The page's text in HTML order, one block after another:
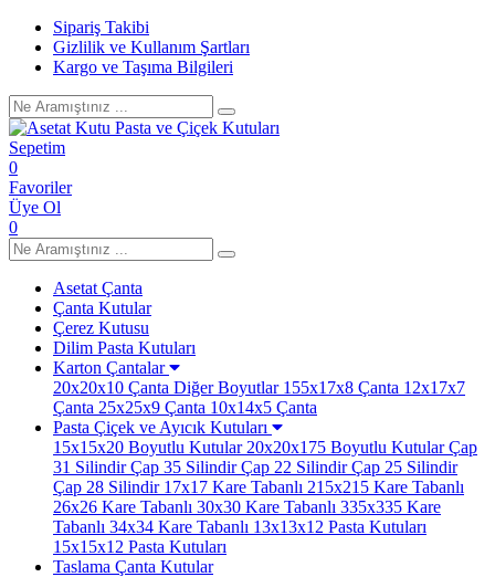
Sipariş Takibi
Gizlilik ve Kullanım Şartları
Kargo ve Taşıma Bilgileri
Sepetim
0
Favoriler
Üye Ol
0
Asetat Çanta
Çanta Kutular
Çerez Kutusu
Dilim Pasta Kutuları
Karton Çantalar
20x20x10 Çanta Diğer Boyutlar155x17x8 Çanta 12x17x7
Çanta 25x25x9 Çanta 10x14x5 Çanta
Pasta Çiçek ve Ayıcık Kutuları
15x15x20 Boyutlu Kutular20x20x175 Boyutlu KutularÇap
31 SilindirÇap 35 SilindirÇap 22 SilindirÇap 25 Silindir
Çap 28 Silindir17x17 Kare Tabanlı 215x215 Kare Tabanlı
26x26 Kare Tabanlı 30x30 Kare Tabanlı 335x335 Kare
Tabanlı 34x34 Kare Tabanlı 13x13x12 Pasta Kutuları
15x15x12 Pasta Kutuları
Taslama Çanta Kutular